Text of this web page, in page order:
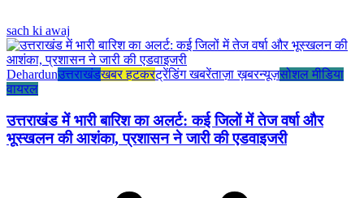
sach ki awaj
Dehardunउत्तराखंडखबर हटकरट्रेंडिंग खबरेंताज़ा ख़बरन्यूज़सोशल मीडिया
वायरल
उत्तराखंड में भारी बारिश का अलर्ट: कई जिलों में तेज वर्षा और
भूस्खलन की आशंका, प्रशासन ने जारी की एडवाइजरी